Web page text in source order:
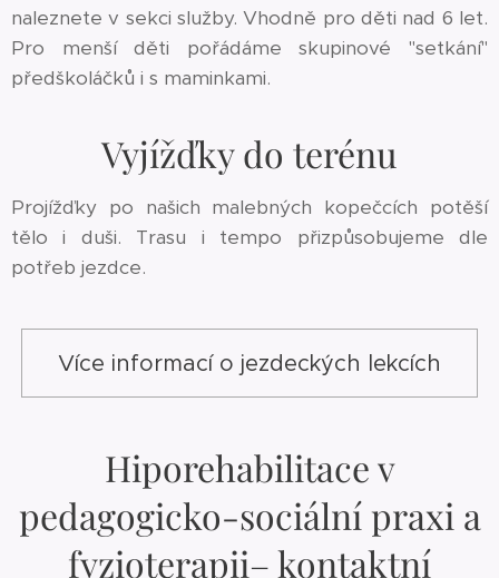
naleznete v sekci služby. Vhodně pro děti nad 6 let.
Pro menší děti pořádáme skupinové "setkání"
předškoláčků i s maminkami.
Vyjížďky do terénu
Projížďky po našich malebných kopečcích potěší
tělo i duši. Trasu i tempo přizpůsobujeme dle
potřeb jezdce.
Více informací o jezdeckých lekcích
Hiporehabilitace v
pedagogicko-sociální praxi a
fyzioterapii– kontaktní